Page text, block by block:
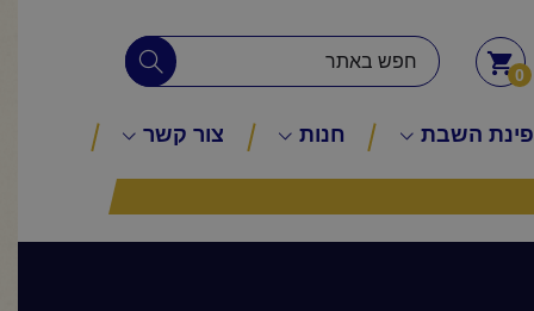
0
פינת השבת חנות צור קשר